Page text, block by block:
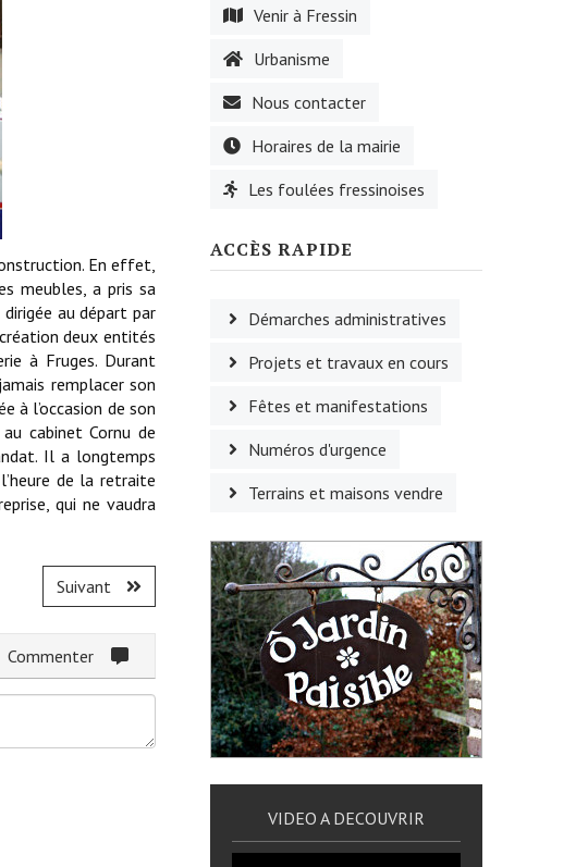
En effet,
meubles, a pris sa
au départ par
deux entités
à Fruges. Durant
remplacer son
à l’occasion de son
cabinet Cornu de
Il a longtemps
de la retraite
qui ne vaudra
Suivant
Venir à Fressin
Urbanisme
Nous contacter
Horaires de la mairie
Les foulées fressinoises
ACCÈS RAPIDE
Démarches administratives
Projets et travaux en cours
Fêtes et manifestations
Numéros d'urgence
Terrains et maisons vendre
VIDEO A DECOUVRIR